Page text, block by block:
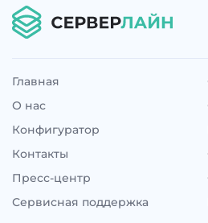
Главная
О нас
Конфигуратор
Контакты
Пресс-центр
Сервисная поддержка